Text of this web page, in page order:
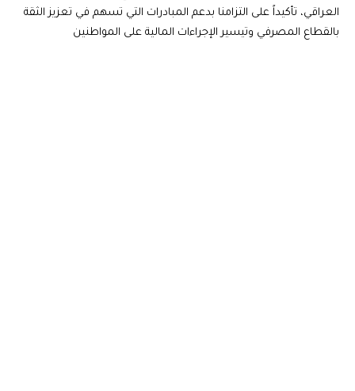
العراقي، تأكيداً على التزامنا بدعم المبادرات التي تسهم في تعزيز الثقة
بالقطاع المصرفي وتيسير الإجراءات المالية على المواطنين